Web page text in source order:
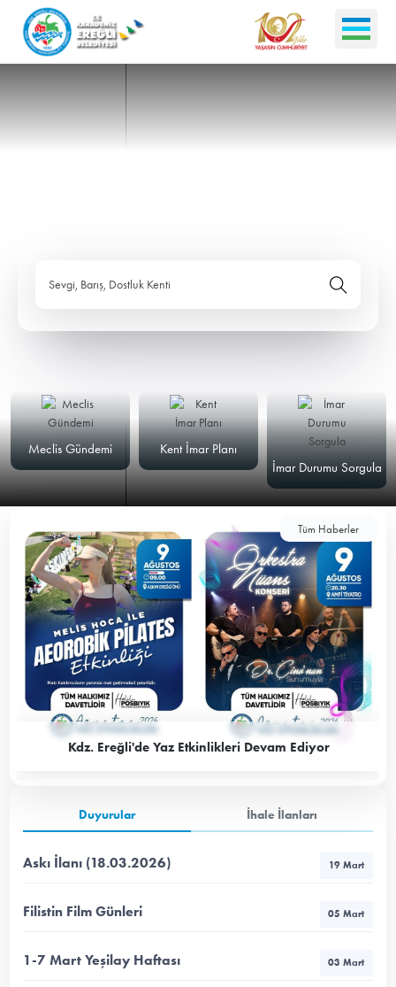
Sevgi, Barış, Dostluk Kenti
Meclis Gündemi
Kent İmar Planı
İmar Durumu Sorgula
Tüm Haberler
Kdz. Ereğli'de Yaz Etkinlikleri Devam Ediyor
Duyurular İhale İlanları
Askı İlanı (18.03.2026) 19 Mart
Filistin Film Günleri 05 Mart
1-7 Mart Yeşilay Haftası 03 Mart